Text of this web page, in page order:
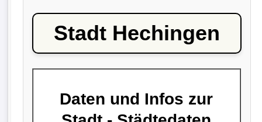
Stadt Hechingen
Daten und Infos zur